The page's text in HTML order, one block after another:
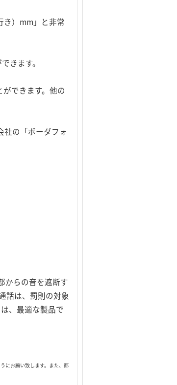
）mm」と非常
きます。
できます。他の
社の「ボーダフォ
からの音を遮断す
話は、罰則の対象
、最適な製品で
にお願い致します。また、都